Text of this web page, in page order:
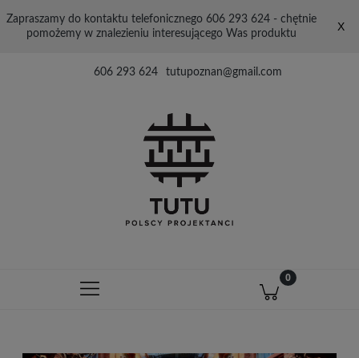
Zapraszamy do kontaktu telefonicznego 606 293 624 - chętnie
pomożemy w znalezieniu interesującego Was produktu
X
606 293 624 tutupoznan@gmail.com